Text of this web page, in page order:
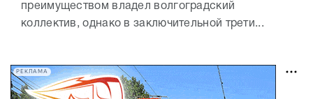
преимуществом владел волгоградский
коллектив, однако в заключительной трети...
РЕКЛАМА